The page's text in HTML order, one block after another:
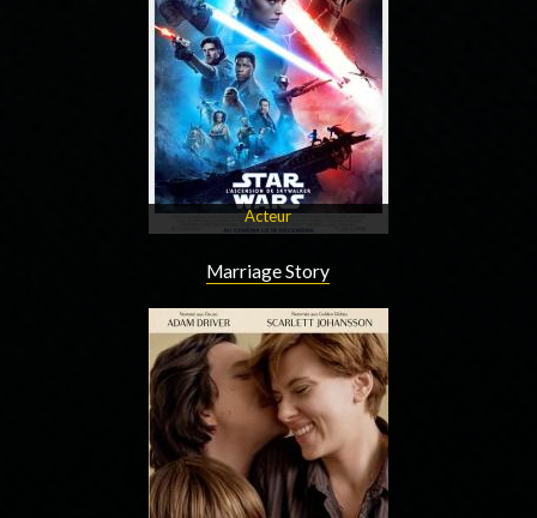
Acteur
Marriage Story